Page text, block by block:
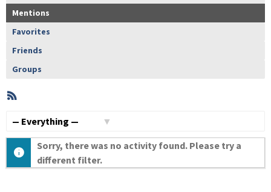
Mentions
Favorites
Friends
Groups
Member
Activities
Sorry, there was no activity found. Please try a
different filter.